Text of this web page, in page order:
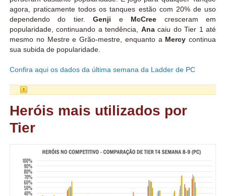
agora, praticamente todos os tanques estão com 20% de uso
dependendo do tier.Genji e McCree cresceram em
popularidade, continuando a tendência, Anacaiu do Tier 1 até
mesmo no Mestre e Grão-mestre, enquanto a Mercy continua
sua subida de popularidade.
Confira aqui os dados da última semana da Ladder de PC
Heróis mais utilizados por
Tier